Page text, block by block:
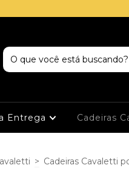
Entrega Cadeiras
> Cadeiras Cavaletti